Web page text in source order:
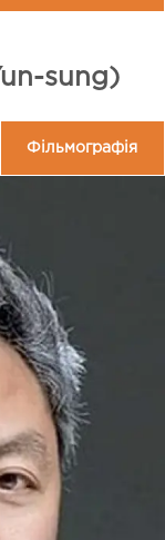
sung)
Фільмографія